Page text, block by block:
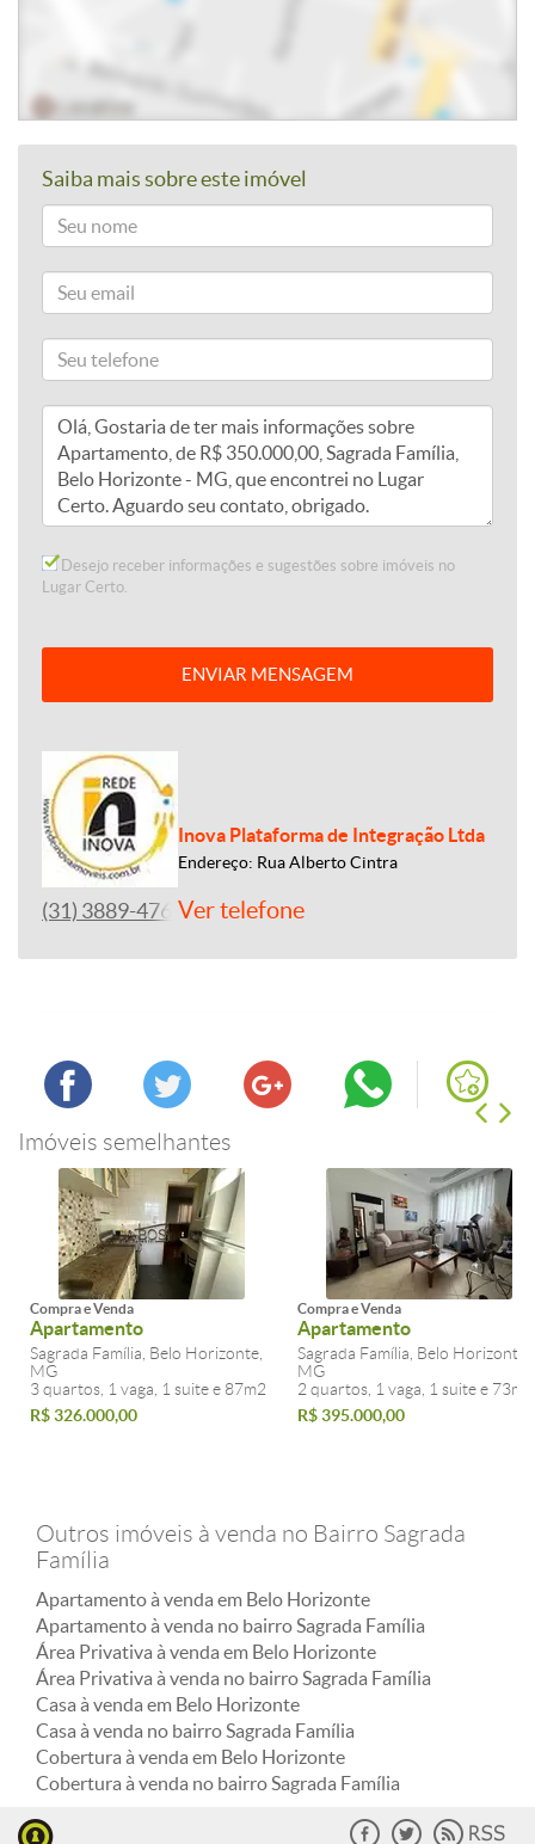
Saiba mais sobre este imóvel
Desejo receber informações e sugestões sobre imóveis no
Lugar Certo.
ENVIAR MENSAGEM
Inova Plataforma de Integração Ltda
Endereço: Rua Alberto Cintra
(31) 3889-4765Ver telefone
Imóveis semelhantes
Compra e Venda
Apartamento
Sagrada Família, Belo Horizonte,
MG
3 quartos, 1 vaga, 1 suite e 87m2
R$ 326.000,00
Compra e Venda
Apartamento
Sagrada Família, Belo Horizonte,
MG
2 quartos, 1 vaga, 1 suite e 73m2
R$ 395.000,00
Outros imóveis à venda no Bairro Sagrada
Família
Apartamento à venda em Belo Horizonte
Apartamento à venda no bairro Sagrada Família
Área Privativa à venda em Belo Horizonte
Área Privativa à venda no bairro Sagrada Família
Casa à venda em Belo Horizonte
Casa à venda no bairro Sagrada Família
Cobertura à venda em Belo Horizonte
Cobertura à venda no bairro Sagrada Família